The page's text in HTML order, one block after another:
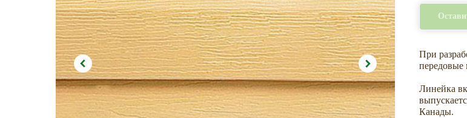
При
передовые
Линейка
Канады.